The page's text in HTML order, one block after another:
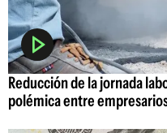
Reducción de la jornada
polémica entre